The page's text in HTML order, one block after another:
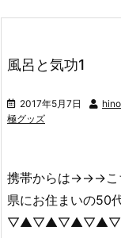
風呂と気功1
2017年5月7日
極グッズ
携帯からは→→→こ
県にお住まいの50